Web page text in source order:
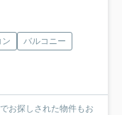
ン
バルコニー
お探しされた物件もお